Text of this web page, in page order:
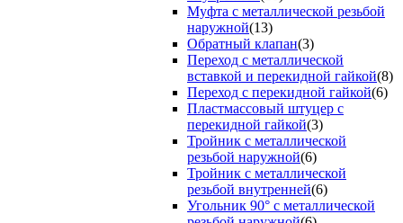
Муфта с металлической резьбой
наружной(13)
Обратный клапан(3)
Переход с металлической
вставкой и перекидной гайкой(8)
Переход с перекидной гайкой(6)
Пластмассовый штуцер с
перекидной гайкой(3)
Тройник с металлической
резьбой наружной(6)
Тройник с металлической
резьбой внутренней(6)
Угольник 90° с металлической